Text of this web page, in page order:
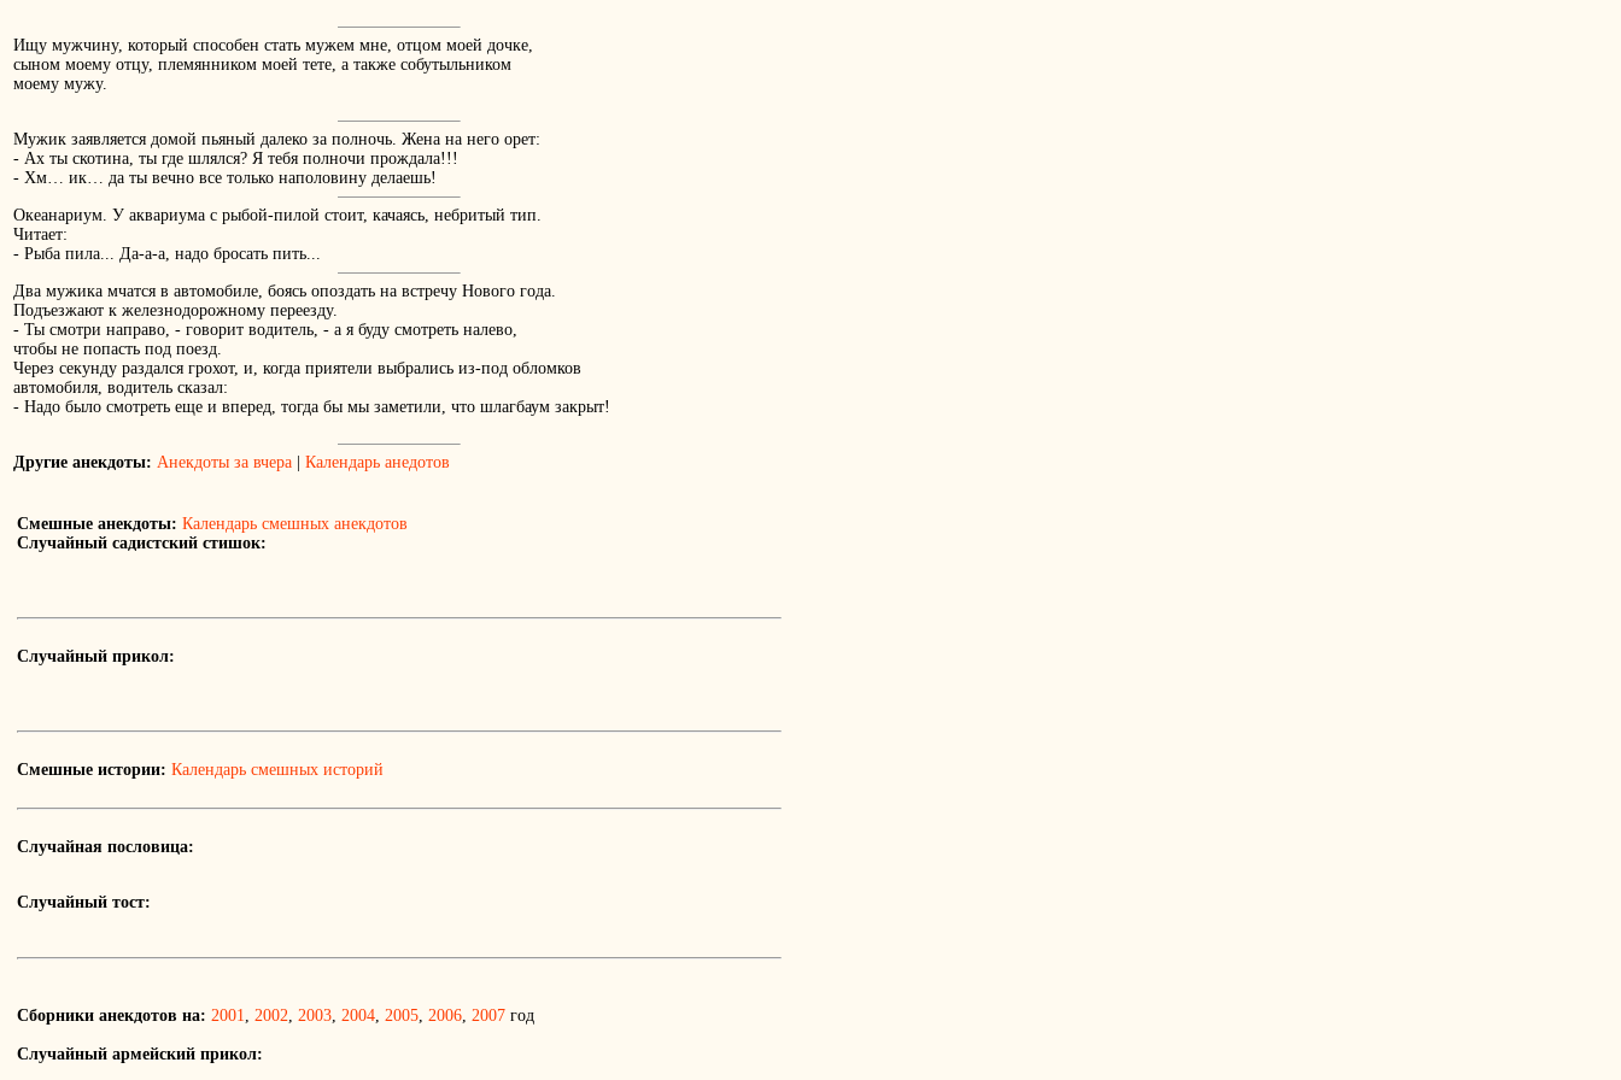
Ищу мужчину, который способен стать мужем мне, отцом моей дочке,
сыном моему отцу, племянником моей тете, а также собутыльником
моему мужу.
Мужик заявляется домой пьяный далеко за полночь. Жена на него орет:
- Ах ты скотина, ты где шлялся? Я тебя полночи прождала!!!
- Хм… ик… да ты вечно все только наполовину делаешь!
Океанариум. У аквариума с рыбой-пилой стоит, качаясь, небритый тип.
Читает:
- Рыба пила... Да-а-а, надо бросать пить...
Два мужика мчатся в автомобиле, боясь опоздать на встречу Нового года.
Подъезжают к железнодорожному переезду.
- Ты смотри направо, - говорит водитель, - а я буду смотреть налево,
чтобы не попасть под поезд.
Через секунду раздался грохот, и, когда приятели выбрались из-под обломков
автомобиля, водитель сказал:
- Надо было смотреть еще и вперед, тогда бы мы заметили, что шлагбаум закрыт!
Другие анекдоты: Анекдоты за вчера Календарь анедотов
Смешные анекдоты: Календарь смешных анекдотов
Случайный садистский стишок:
Случайный прикол:
Смешные истории: Календарь смешных историй
Случайная пословица:
Случайный тост:
Сборники анекдотов на: 2001, 2002, 2003, 2004, 2005, 2006, 2007 год
Случайный армейский прикол: